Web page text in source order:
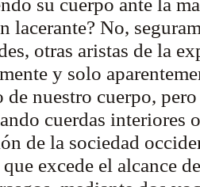
lacerante? No,
otras aristas de la
y solo
de nuestro cuerpo,
cuerdas interiores
de la sociedad
excede el alcance